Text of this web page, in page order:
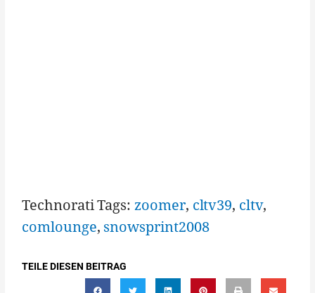
Technorati Tags:zoomer, cltv39, cltv,
comlounge, snowsprint2008
TEILE DIESEN BEITRAG